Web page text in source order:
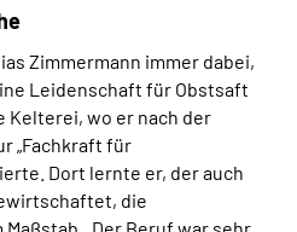
Zimmermann immer dabei,
Leidenschaft für Obstsaft
Kelterei, wo er nach der
„Fachkraft für
Dort lernte er, der auch
die